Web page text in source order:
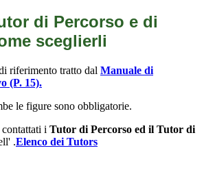
di Percorso e di
sceglierli
riferimento tratto dal Manuale di
(P. 15).
le figure sono obbligatorie.
contattati i Tutor di Percorso ed il Tutor di
.Elenco dei Tutors